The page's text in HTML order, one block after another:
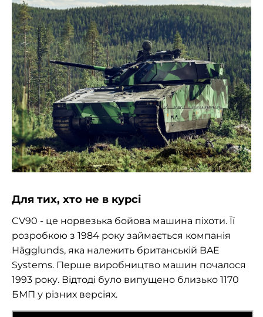
Для тих, хто не в курсі
CV90 - це норвезька бойова машина піхоти. Її
розробкою з 1984 року займається компанія
Hägglunds, яка належить британській BAE
Systems. Перше виробництво машин почалося
1993 року. Відтоді було випущено близько 1170
БМП у різних версіях.